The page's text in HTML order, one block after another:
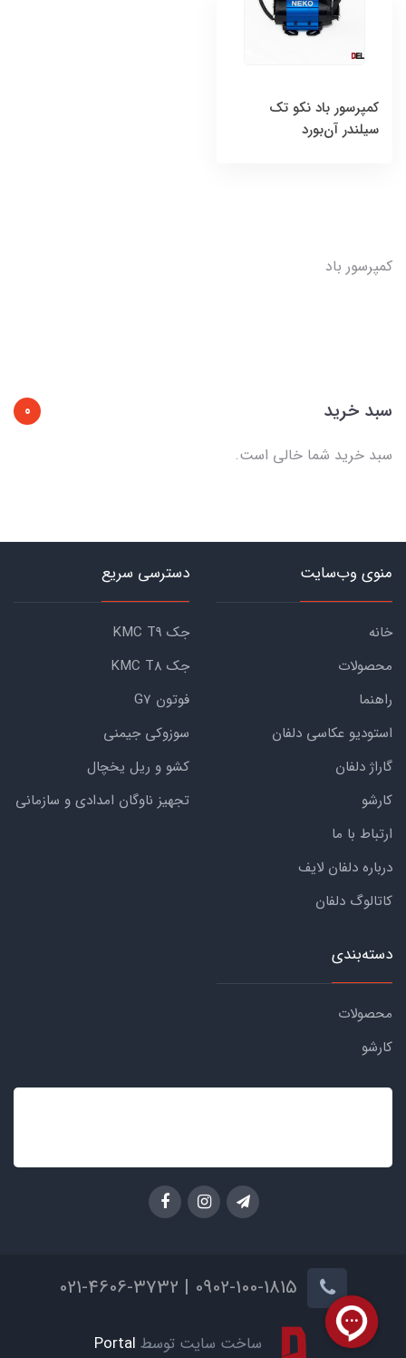
کمپرسور باد نکو تک
سیلندر آن‌بورد
کمپرسور باد
سبد خرید
0
سبد خرید شما خالی است.
منوی وب‌سایت
خانه
محصولات
راهنما
استودیو عکاسی دلفان
گاراژ دلفان
کارشو
ارتباط با ما
درباره دلفان لایف
کاتالوگ دلفان
دسترسی سریع
جک KMC T9
جک KMC T8
فوتون G7
سوزوکی جیمنی
کشو و ریل یخچال
تجهیز ناوگان امدادی و سازمانی
دسته‌بندی
محصولات
کارشو
ساخت سایت توسط Portal